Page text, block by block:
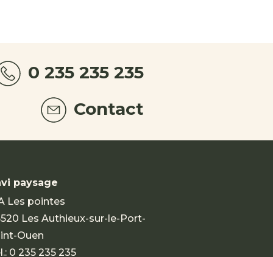
0 235 235 235
Contact
paysage
Les pointes
Les Authieux-sur-le-Port-
Ouen
0 235 235 235